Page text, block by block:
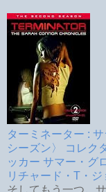
ターミネーター :
シーズン〉 コレク
ッカー サマー・グ
リチャード・T・ジ
そしてもう一つ。